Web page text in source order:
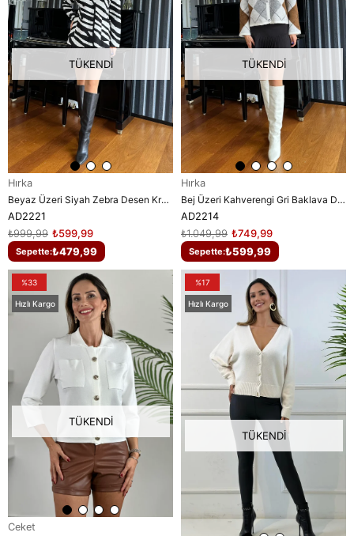
TÜKENDI
Hırka
Beyaz Üzeri Siyah Zebra Desen Kruvaze Hırka
AD2221
₺599,99
₺999,99
Sepette:₺479,99
TÜKENDI
Hırka
Bej Üzeri Kahverengi Gri Baklava Desenli Hırka
AD2214
₺749,99
₺1.049,99
Sepette:₺599,99
TÜKENDI
Ceket
%33
Hızlı Kargo
TÜKENDI
%17
Hızlı Kargo